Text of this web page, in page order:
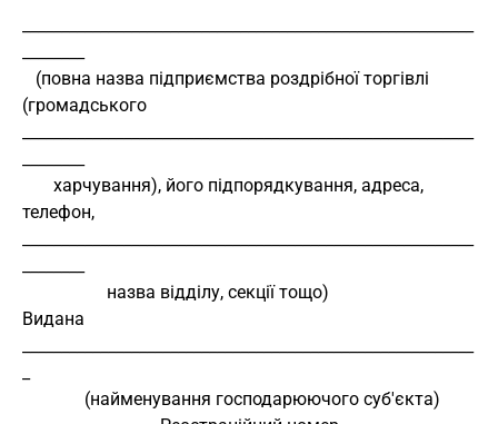
(громадського
телефон,
                   назва відділу, секції тощо)
Видана
              (найменування господарюючого суб'єкта)